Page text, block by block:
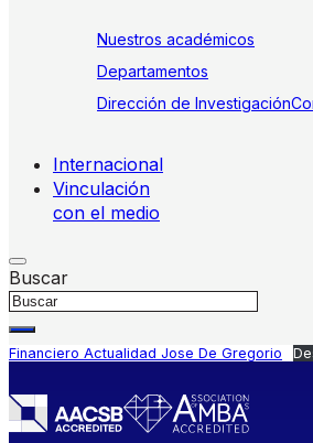
Nuestros académicos
Departamentos
Dirección de Investigación
Internacional
Vinculación
con el medio
Buscar
Financiero Actualidad Jose De Gregorio